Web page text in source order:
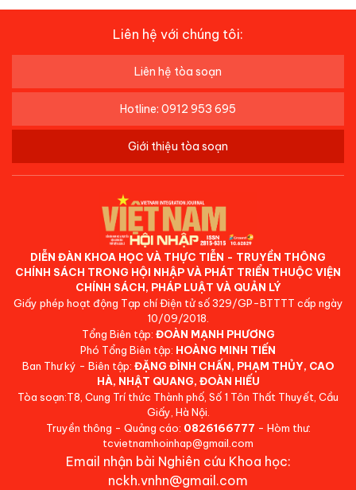
Liên hệ với chúng tôi:
Liên hệ tòa soạn
Hotline: 0912 953 695
Giới thiệu tòa soạn
DIỄN ĐÀN KHOA HỌC VÀ THỰC TIỄN - TRUYỀN THÔNG
CHÍNH SÁCH TRONG HỘI NHẬP VÀ PHÁT TRIỂN THUỘC VIỆN
CHÍNH SÁCH, PHÁP LUẬT VÀ QUẢN LÝ
Giấy phép hoạt động Tạp chí Điện tử số 329/GP-BTTTT cấp ngày
10/09/2018.
Tổng Biên tập: ĐOÀN MẠNH PHƯƠNG
Phó Tổng Biên tập: HOÀNG MINH TIẾN
Ban Thư ký - Biên tập: ĐẶNG ĐÌNH CHẤN, PHẠM THỦY, CAO
HÀ, NHẬT QUANG, ĐOÀN HIẾU
Tòa soạn:T8, Cung Trí thức Thành phố, Số 1 Tôn Thất Thuyết, Cầu
Giấy, Hà Nội.
Truyền thông - Quảng cáo: 0826166777 - Hòm thư:
tcvietnamhoinhap@gmail.com
Email nhận bài Nghiên cứu Khoa học:
nckh.vnhn@gmail.com